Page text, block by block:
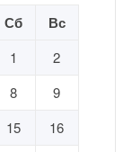
Сб Вс
1
2
8
9
15
16